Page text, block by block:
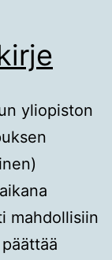
yliopiston
mahdollisiin